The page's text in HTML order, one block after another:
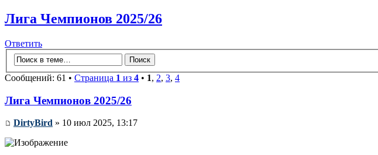
Лига Чемпионов 2025/26
Ответить
Сообщений: 61 • Страница 1 из 4 • 1, 2, 3, 4
Лига Чемпионов 2025/26
DirtyBird » 10 июл 2025, 13:17